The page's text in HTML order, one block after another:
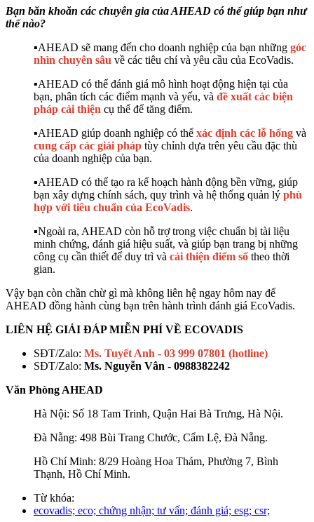
Bạn băn khoăn các chuyên gia của AHEAD có thể giúp bạn như
thế nào?
▪️AHEAD sẽ mang đến cho doanh nghiệp của bạn những góc
nhìn chuyên sâu về các tiêu chí và yêu cầu của EcoVadis.
▪️AHEAD có thể đánh giá mô hình hoạt động hiện tại của
bạn, phân tích các điểm mạnh và yếu, và đề xuất các biện
pháp cải thiện cụ thể để tăng điểm.
▪️AHEAD giúp doanh nghiệp có thể xác định các lỗ hổng và
cung cấp các giải pháp tùy chỉnh dựa trên yêu cầu đặc thù
của doanh nghiệp của bạn.
▪️AHEAD có thể tạo ra kế hoạch hành động bền vững, giúp
bạn xây dựng chính sách, quy trình và hệ thống quản lý phù
hợp với tiêu chuẩn của EcoVadis.
▪️Ngoài ra, AHEAD còn hỗ trợ trong việc chuẩn bị tài liệu
minh chứng, đánh giá hiệu suất, và giúp bạn trang bị những
công cụ cần thiết để duy trì và cải thiện điểm số theo thời
gian.
Vậy bạn còn chần chừ gì mà không liên hệ ngay hôm nay để
AHEAD đồng hành cùng bạn trên hành trình đánh giá EcoVadis.
LIÊN HỆ GIẢI ĐÁP MIỄN PHÍ VỀ ECOVADIS
SĐT/Zalo: Ms. Tuyết Anh - 03 999 07801 (hotline)
SĐT/Zalo: Ms. Nguyễn Vân - 0988382242
Văn Phòng AHEAD
Hà Nội: Số 18 Tam Trinh, Quận Hai Bà Trưng, Hà Nội.
Đà Nẵng: 498 Bùi Trang Chước, Cẩm Lệ, Đà Nẵng.
Hồ Chí Minh: 8/29 Hoàng Hoa Thám, Phường 7, Bình
Thạnh, Hồ Chí Minh.
Từ khóa:
ecovadis; eco; chứng nhận; tư vấn; đánh giá; esg; csr;